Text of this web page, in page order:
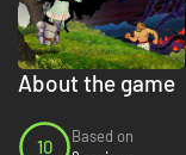
About the game
10
Based on